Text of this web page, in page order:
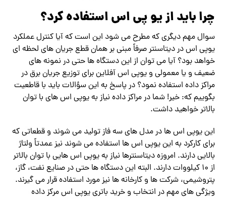
چرا باید از یو پی اس استفاده کرد؟
سوال مهم دیگری که مطرح می شود این است که آیا کنترل عملکرد
یوپی اس در دیتاسنتر صرفاً مبنی بر همان قطع جریان های لحظه ای
خواهد بود؟ آیا می توان از این دستگاه ها حتی در نمونه های
ضعیف و یا معمولی و یوپی اس آفلاین برای توزیع جریان برق در
مراکز داده استفاده نمود؟ در پاسخ به این سؤالات باید با قاطعیت
بگوییم که: خیر! شما در مراکز داده نیاز به یوپی اس های با توان
بالاتر خواهید داشت.
این یوپی اس ها در مدل های سه فاز تولید می شوند و قطعاتی که
برای کارکرد به این یوپی اس ها استفاده می شوند نیز عمدتاً ولتاژ
بالایی دارند. امروزه دیتاسنترها نیاز به یوپی اس هایی با توان بالاتر
از ۱۰ کیلووات دارند. البته این دستگاه ها حتی در صنایع نفت، گاز،
پتروشیمی، شرکت ها و کارخانه ها نیز مورد استفاده قرار می گیرند.
ویژگی های مهم در انتخاب و خرید باتری یوپی اس مرکز داده